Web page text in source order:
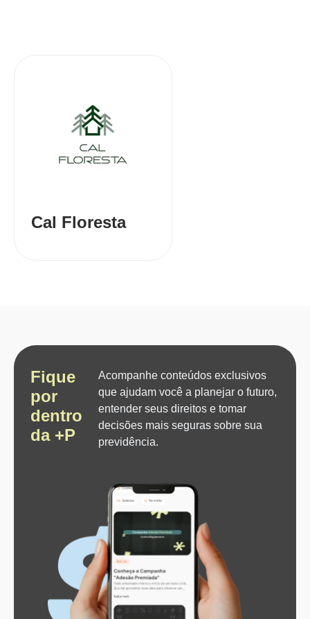
Cal Floresta
Fique
por
dentro
da +P
Acompanhe conteúdos exclusivos
que ajudam você a planejar o futuro,
entender seus direitos e tomar
decisões mais seguras sobre sua
previdência.